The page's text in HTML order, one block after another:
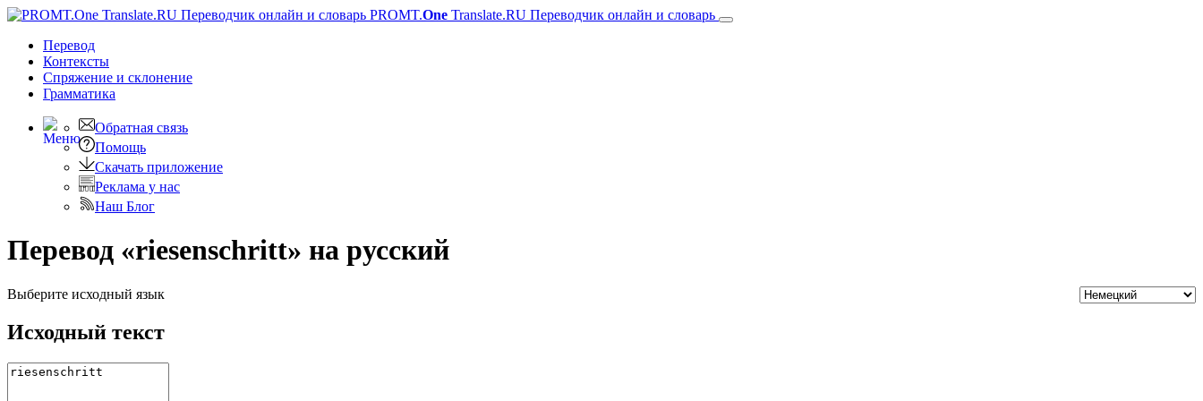
PROMT.One Translate.RU Переводчик онлайн и словарь
Перевод
Контексты
Спряжение и склонение
Грамматика
Обратная связь
Помощь
Скачать приложение
Реклама у нас
Наш Блог
Перевод «riesenschritt» на русский
Выберите исходный язык
Исходный текст